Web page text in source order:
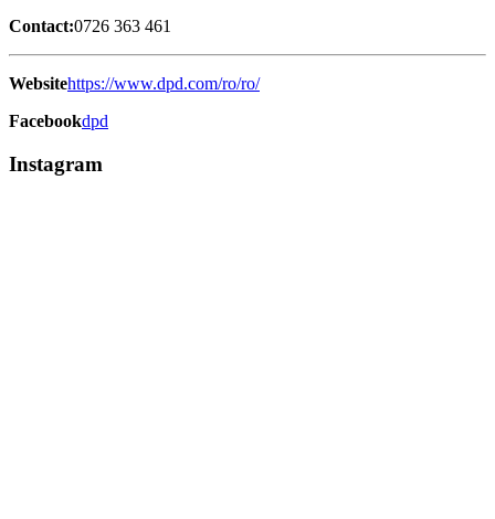
Contact:0726 363 461
Websitehttps://www.dpd.com/ro/ro/
Facebookdpd
Instagram